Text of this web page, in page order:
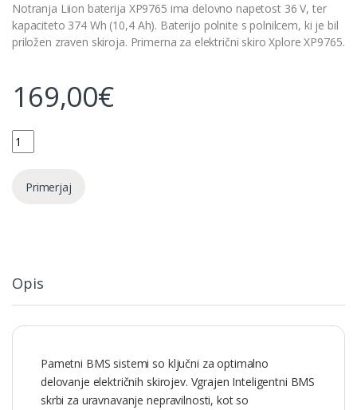
Notranja Liion baterija XP9765 ima delovno napetost 36 V, ter
kapaciteto 374 Wh (10,4 Ah). Baterijo polnite s polnilcem, ki je bil
priložen zraven skiroja. Primerna za električni skiro Xplore XP9765.
169,00€
Quantity
Primerjaj
Opis
Pametni BMS sistemi so ključni za optimalno
delovanje električnih skirojev. Vgrajen Inteligentni BMS
skrbi za uravnavanje nepravilnosti, kot so